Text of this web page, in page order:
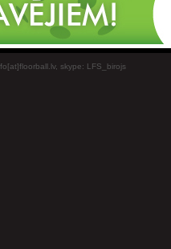
skype: LFS_birojs